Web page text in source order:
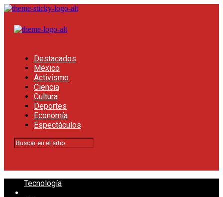
Destacados
México
Activismo
Ciencia
Cultura
Deportes
Economía
Espectáculos
Tecnología